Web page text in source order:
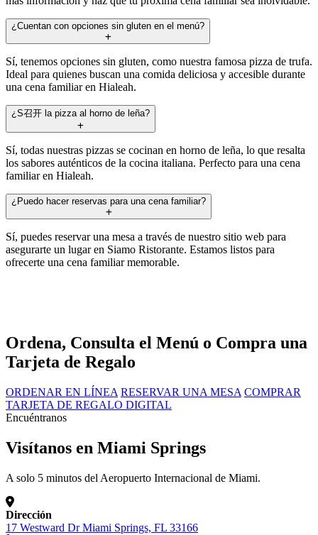
¿Cuentan con opciones sin gluten en el menú?
Sí, tenemos opciones sin gluten, como nuestra famosa pizza de trufa.
Ideal para quienes buscan una comida deliciosa y accesible durante
una cena familiar en Hialeah.
¿S召开 la pizza al horno de leña?
Sí, todas nuestras pizzas se cocinan en horno de leña, lo que resalta
los sabores auténticos de la cocina italiana. Perfecto para una cena
familiar en Hialeah.
¿Puedo hacer reservas para una cena familiar?
Sí, puedes reservar una mesa a través de nuestro sitio web para
asegurarte un lugar en Siamo Ristorante. Estamos listos para
ofrecerte una cena familiar memorable.
Ordena, Consulta el Menú o Compra una
Tarjeta de Regalo
ORDENAR EN LÍNEA RESERVAR UNA MESA COMPRAR
TARJETA DE REGALO DIGITAL
Encuéntranos
Visítanos en Miami Springs
A solo 5 minutos del Aeropuerto Internacional de Miami.
Dirección
17 Westward Dr Miami Springs, FL 33166